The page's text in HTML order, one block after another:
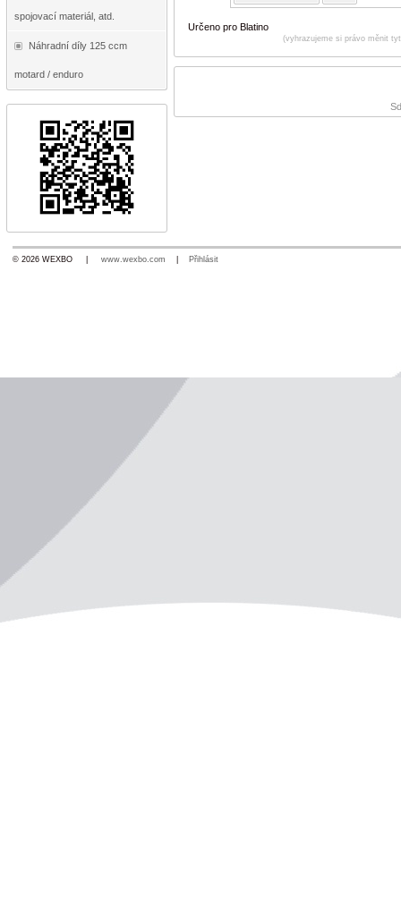
spojovací materiál, atd.
Náhradní díly 125 ccm
motard / enduro
Určeno pro Blatino
(vyhrazujeme si právo měnit
© 2026 WEXBO | www.wexbo.com Přihlásit